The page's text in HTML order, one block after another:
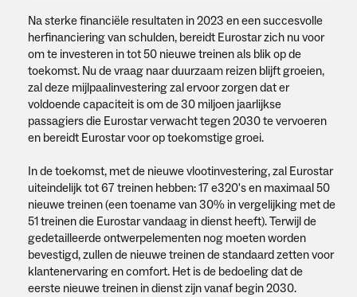
Na sterke financiële resultaten in 2023 en een succesvolle
herfinanciering van schulden, bereidt Eurostar zich nu voor
om te investeren in tot 50 nieuwe treinen als blik op de
toekomst. Nu de vraag naar duurzaam reizen blijft groeien,
zal deze mijlpaalinvestering zal ervoor zorgen dat er
voldoende capaciteit is om de 30 miljoen jaarlijkse
passagiers die Eurostar verwacht tegen 2030 te vervoeren
en bereidt Eurostar voor op toekomstige groei.
In de toekomst, met de nieuwe vlootinvestering, zal Eurostar
uiteindelijk tot 67 treinen hebben: 17 e320's en maximaal 50
nieuwe treinen (een toename van 30% in vergelijking met de
51 treinen die Eurostar vandaag in dienst heeft). Terwijl de
gedetailleerde ontwerpelementen nog moeten worden
bevestigd, zullen de nieuwe treinen de standaard zetten voor
klantenervaring en comfort. Het is de bedoeling dat de
eerste nieuwe treinen in dienst zijn vanaf begin 2030.